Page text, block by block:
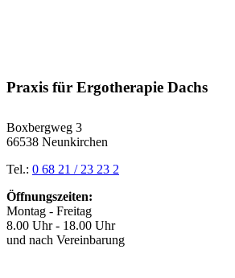
Praxis für Ergotherapie Dachs
Boxbergweg 3
66538 Neunkirchen
Tel.: 0 68 21 / 23 23 2
Öffnungszeiten:
Montag - Freitag
8.00 Uhr - 18.00 Uhr
und nach Vereinbarung